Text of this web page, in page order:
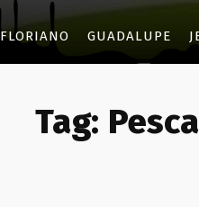
FLORIANO GUADALUPE
Tag: